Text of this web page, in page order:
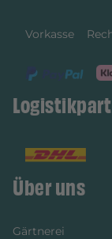
Vorkasse
Über uns
Gärtnerei